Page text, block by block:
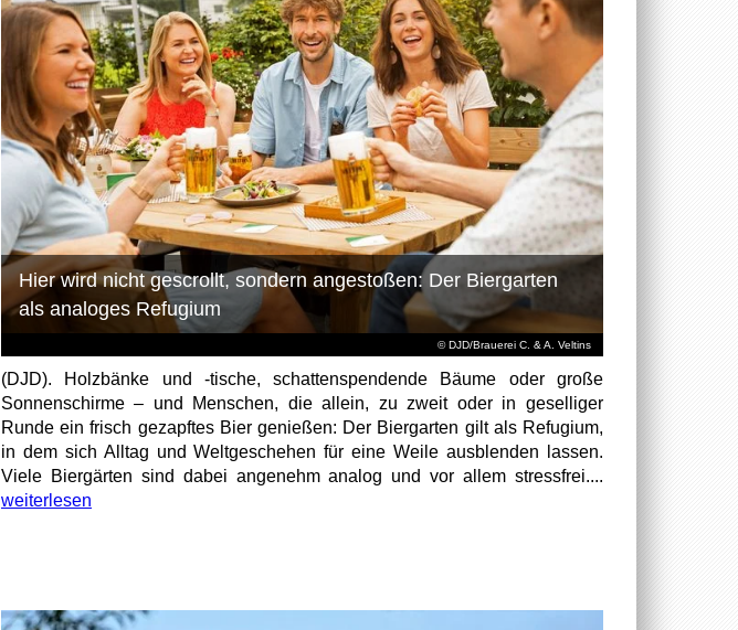
© DJD/Brauerei C. & A. Veltins
Hier wird nicht gescrollt, sondern angestoßen: Der Biergarten
als analoges Refugium
(DJD). Holzbänke und -tische, schattenspendende Bäume oder große
Sonnenschirme – und Menschen, die allein, zu zweit oder in geselliger
Runde ein frisch gezapftes Bier genießen: Der Biergarten gilt als Refugium,
in dem sich Alltag und Weltgeschehen für eine Weile ausblenden lassen.
Viele Biergärten sind dabei angenehm analog und vor allem stressfrei....
weiterlesen